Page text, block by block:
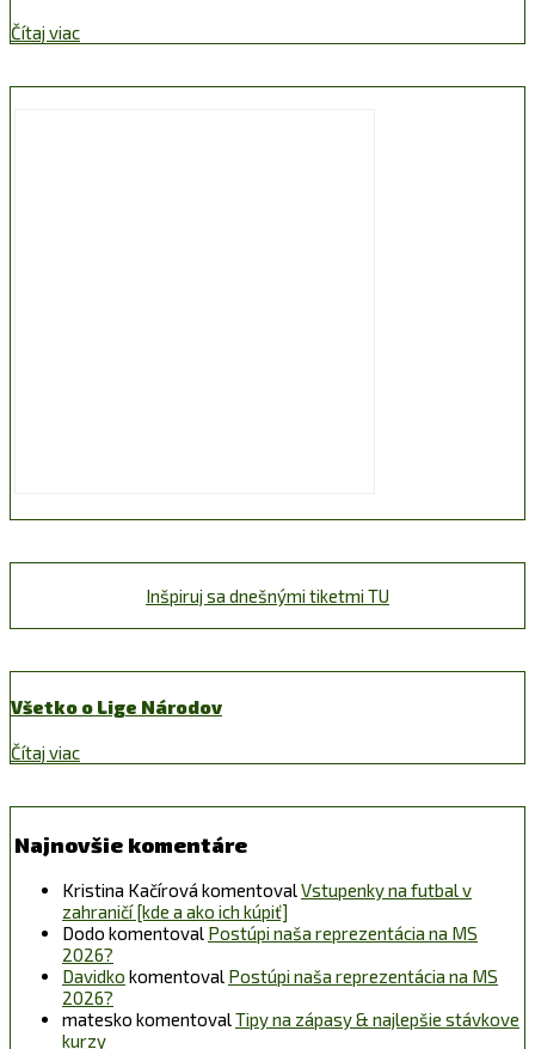
Čítaj viac
Inšpiruj sa dnešnými tiketmi TU
Všetko o Lige Národov
Čítaj viac
Najnovšie komentáre
Kristina Kačírová komentovalVstupenky na futbal v
zahraničí [kde a ako ich kúpiť]
Dodo komentoval Postúpi naša reprezentácia na MS
2026?
Davidko komentoval Postúpi naša reprezentácia na MS
2026?
matesko komentovalTipy na zápasy & najlepšie stávkove
kurzy